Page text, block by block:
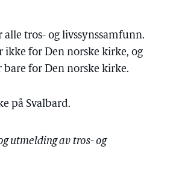
tros- og livssynssamfunn.
ikke for Den norske kirke, og
for Den norske kirke.
på Svalbard.
utmelding av tros- og